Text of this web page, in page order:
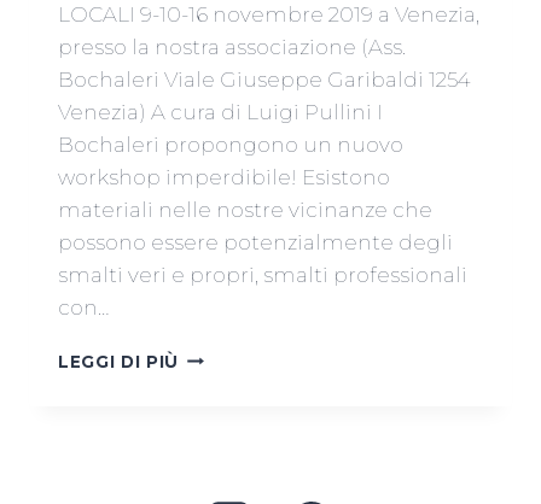
LOCALI 9-10-16 novembre 2019 a Venezia,
presso la nostra associazione (Ass.
Bochaleri Viale Giuseppe Garibaldi 1254
Venezia) A cura di Luigi Pullini I
Bochaleri propongono un nuovo
workshop imperdibile! Esistono
materiali nelle nostre vicinanze che
possono essere potenzialmente degli
smalti veri e propri, smalti professionali
con…
LEGGI DI PIÙ CORSO